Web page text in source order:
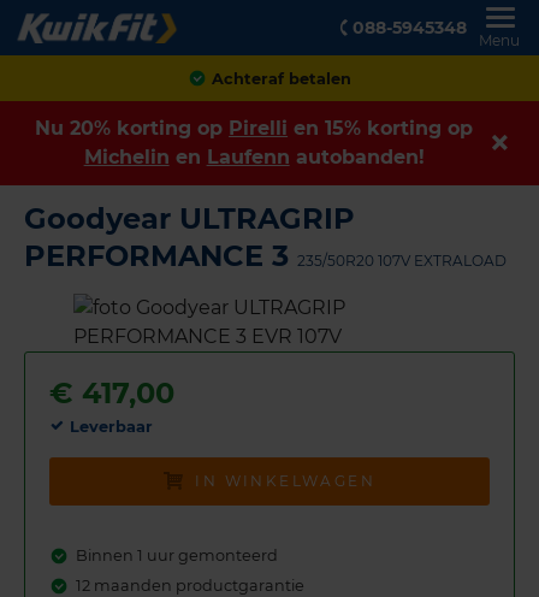
088-5945348
Menu
Achteraf betalen
Nu 20% korting op Pirelli en 15% korting op
Michelin en Laufenn autobanden!
Goodyear ULTRAGRIP
PERFORMANCE 3 235/50R20 107V EXTRALOAD
€ 417,00
Leverbaar
IN WINKELWAGEN
Binnen 1 uur gemonteerd
12 maanden productgarantie